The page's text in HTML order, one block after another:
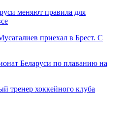
меняют правила для
приехал в Брест. С
Беларуси по плаванию на
тренер хоккейного клуба